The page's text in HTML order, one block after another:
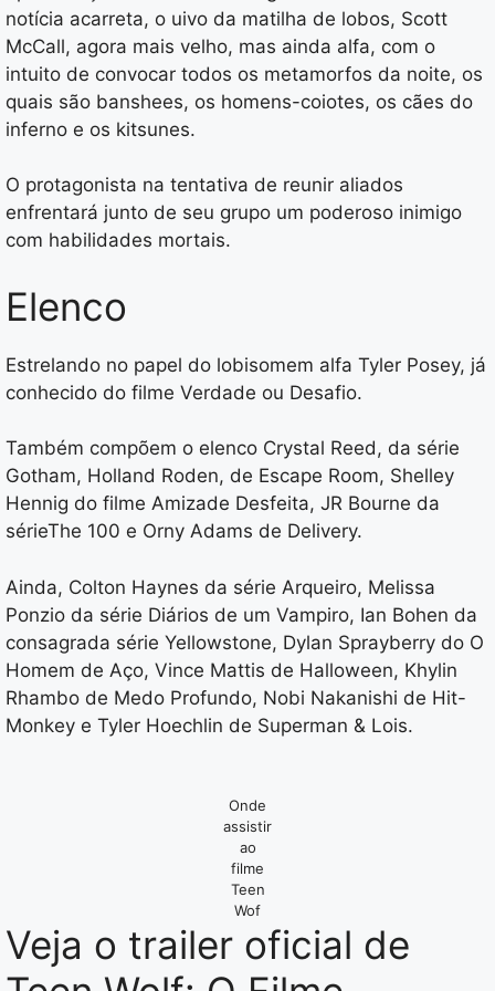
notícia acarreta, o uivo da matilha de lobos, Scott
McCall, agora mais velho, mas ainda alfa, com o
intuito de convocar todos os metamorfos da noite, os
quais são banshees, os homens-coiotes, os cães do
inferno e os kitsunes.
O protagonista na tentativa de reunir aliados
enfrentará junto de seu grupo um poderoso inimigo
com habilidades mortais.
Elenco
Estrelando no papel do lobisomem alfa Tyler Posey, já
conhecido do filme Verdade ou Desafio.
Também compõem o elenco Crystal Reed, da série
Gotham, Holland Roden, de Escape Room, Shelley
Hennig do filme Amizade Desfeita, JR Bourne da
sérieThe 100 e Orny Adams de Delivery.
Ainda, Colton Haynes da série Arqueiro, Melissa
Ponzio da série Diários de um Vampiro, Ian Bohen da
consagrada série Yellowstone, Dylan Sprayberry do O
Homem de Aço, Vince Mattis de Halloween, Khylin
Rhambo de Medo Profundo, Nobi Nakanishi de Hit-
Monkey e Tyler Hoechlin de Superman & Lois.
Onde
assistir
ao
filme
Teen
Wof
Veja o trailer oficial de